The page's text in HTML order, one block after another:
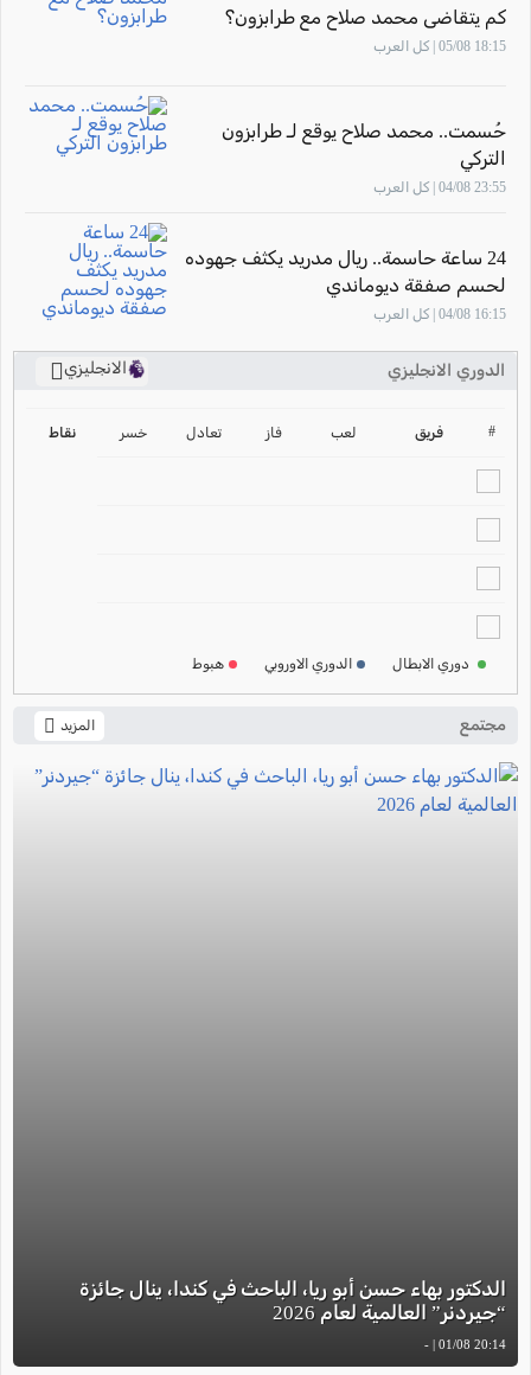
كم يتقاضى محمد صلاح مع طرابزون؟
18:15 05/08 | كل العرب
حُسمت.. محمد صلاح يوقع لـ طرابزون
التركي
23:55 04/08 | كل العرب
24 ساعة حاسمة.. ريال مدريد يكثف جهوده
لحسم صفقة ديوماندي
16:15 04/08 | كل العرب
الدوري الانجليزي
الانجليزي
2024-2025
ترتيب الدوري الايطالي
# فريق لعب فاز تعادل خسر نقاط
دوري الابطال الدوري الاوروبي هبوط
مجتمع المزيد
الدكتور بهاء حسن أبو ريا، الباحث في كندا، ينال جائزة
“جيردنر” العالمية لعام 2026
20:14 01/08 | -